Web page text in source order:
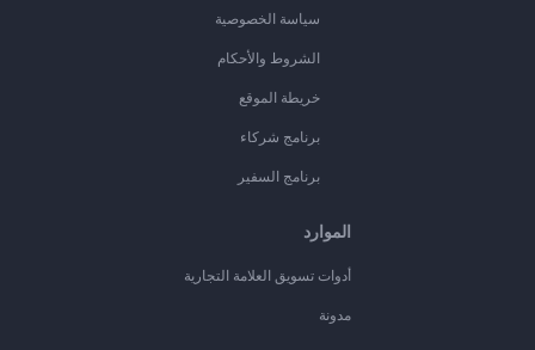
سياسة الخصوصية
الشروط والأحكام
خريطة الموقع
برنامج شركاء
برنامج السفير
الموارد
أدوات تسويق العلامة التجارية
مدونة